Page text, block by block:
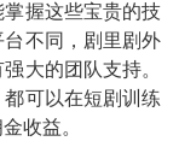
握这些宝贵的技
不同，剧里剧外
大的团队支持。
可以在短剧训练
收益。